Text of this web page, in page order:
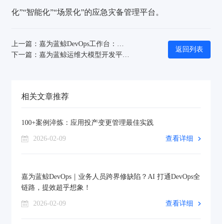
化”“智能化”“场景化”的应急灾备管理平台。
上一篇：嘉为蓝鲸DevOps工作台：信息按需呈现，扩展随需适配，企业研发效率一键拉满！
下一篇：嘉为蓝鲸运维大模型开发平台V2.0发布：智能体升级，支持MCP，运维大模型全场景落地
返回列表
相关文章推荐
100+案例淬炼：应用投产变更管理最佳实践
2026-02-09 查看详细
嘉为蓝鲸DevOps｜业务人员跨界修缺陷？AI 打通DevOps全
链路，提效超乎想象！
2026-02-09 查看详细